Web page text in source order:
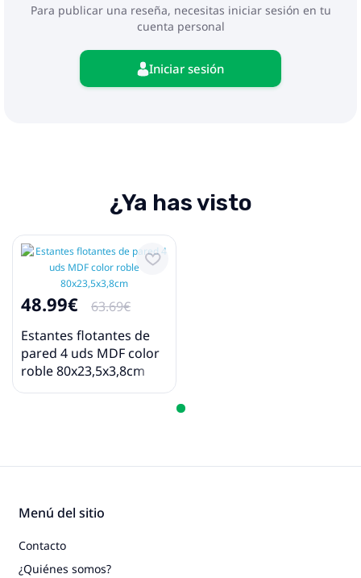
Para publicar una reseña, necesitas iniciar sesión en tu
cuenta personal
Iniciar sesión
¿Ya has visto
48.99€
63.69€
Estantes flotantes de
pared 4 uds MDF color
roble 80x23,5x3,8cm
Menú del sitio
Contacto
¿Quiénes somos?